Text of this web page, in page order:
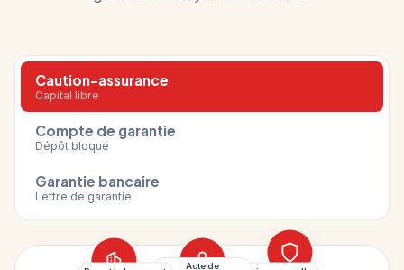
Caution-assurance
Capital libre
Compte de garantie
Dépôt bloqué
Garantie bancaire
Lettre de garantie
Acte de